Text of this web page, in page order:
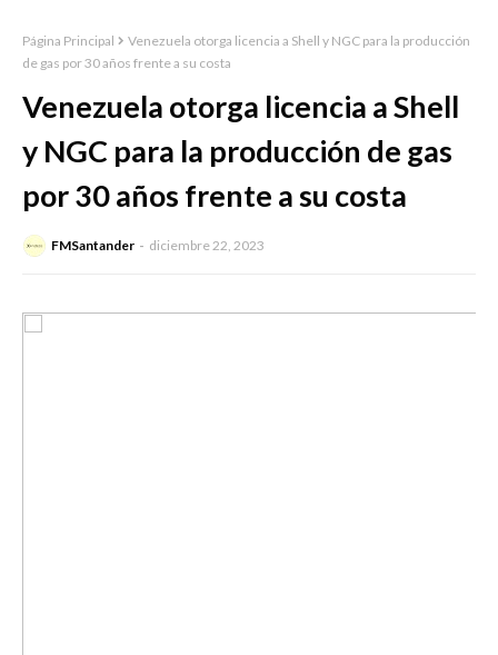
Página Principal
Venezuela otorga licencia a Shell y NGC para la producción
de gas por 30 años frente a su costa
Venezuela otorga licencia a Shell
y NGC para la producción de gas
por 30 años frente a su costa
FMSantander diciembre 22, 2023